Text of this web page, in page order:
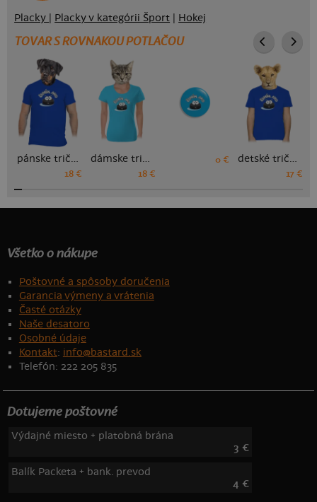
Placky Placky v kategórii Šport Hokej
TOVAR S ROVNAKOU POTLAČOU
pánske tričko
18 €
dámske tričko
18 €
0 € detské tričko
17 €
Všetko o nákupe
Poštovné a spôsoby doručenia
Garancia výmeny a vrátenia
Časté otázky
Naše desatoro
Osobné údaje
Kontakt: info@bastard.sk
Telefón: 222 205 835
Dotujeme poštovné
Výdajné miesto + platobná brána
3 €
Balík Packeta + bank. prevod
4 €